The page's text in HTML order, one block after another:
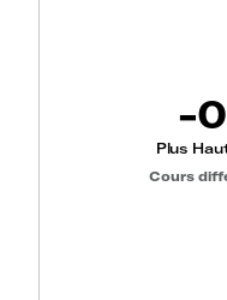
-
Plus
Cours